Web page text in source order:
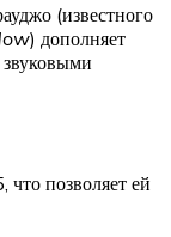
(известного
) дополняет
позволяет ей